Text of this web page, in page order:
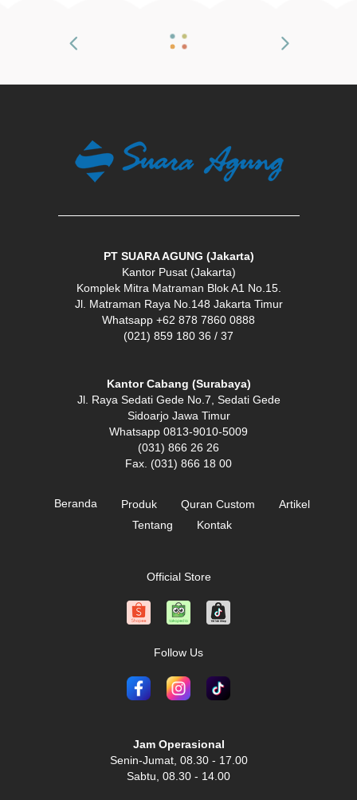
PT SUARA AGUNG (Jakarta)
Kantor Pusat (Jakarta)
Komplek Mitra Matraman Blok A1 No.15.
Jl. Matraman Raya No.148 Jakarta Timur
Whatsapp +62 878 7860 0888
(021) 859 180 36 / 37
Kantor Cabang (Surabaya)
Jl. Raya Sedati Gede No.7, Sedati Gede
Sidoarjo Jawa Timur
Whatsapp 0813-9010-5009
(031) 866 26 26
Fax. (031) 866 18 00
Beranda Produk Quran Custom
Artikel
Tentang
Kontak
Official Store
Follow Us
Jam Operasional
Senin-Jumat, 08.30 - 17.00
Sabtu, 08.30 - 14.00